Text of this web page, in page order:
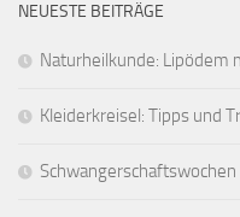
NEUESTE BEITRÄGE
Naturheilkunde: Lipödem
Kleiderkreisel: Tipps und